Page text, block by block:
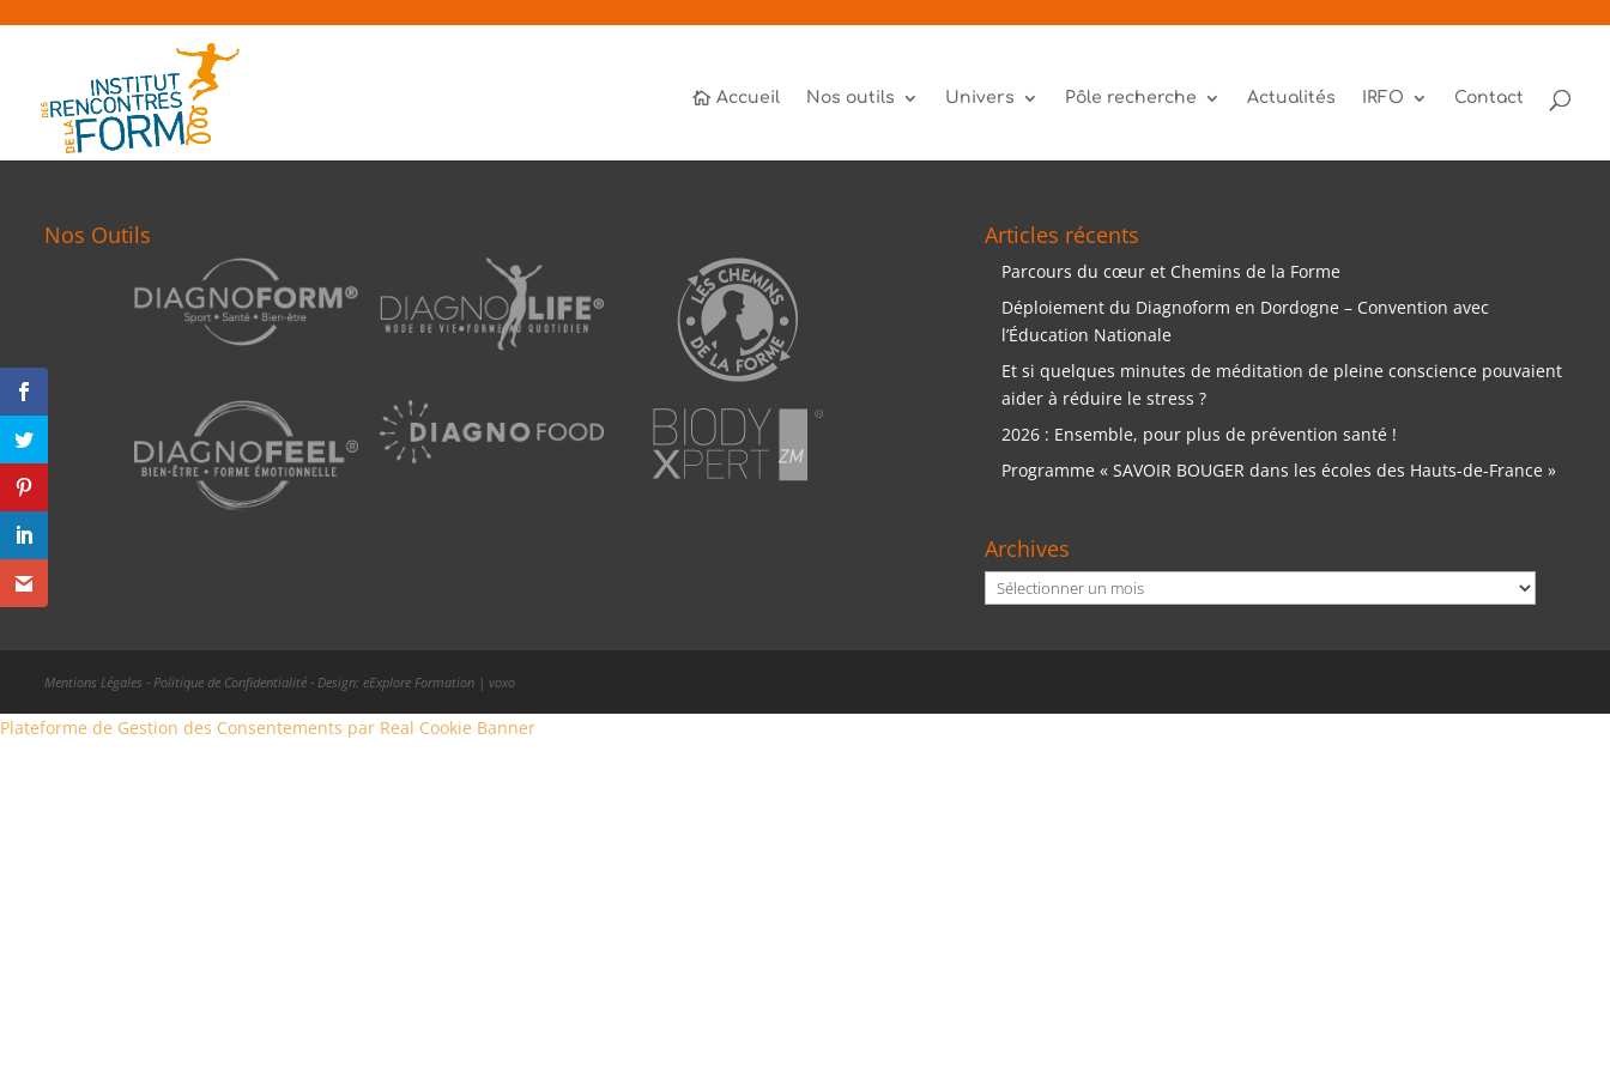
Accueil Nos outils Univers Pôle recherche Actualités IRFO Contact
Nos Outils Articles récents
Parcours du cœur et Chemins de la Forme
Déploiement du Diagnoform en Dordogne – Convention avec
l’Éducation Nationale
Et si quelques minutes de méditation de pleine conscience pouvaient
aider à réduire le stress ?
2026 : Ensemble, pour plus de prévention santé !
Programme « SAVOIR BOUGER dans les écoles des Hauts-de-France »
Archives
Archives
Mentions Légales -Politique de Confidentialité - Design: eExplore Formation |voxo
Plateforme de Gestion des Consentements par Real Cookie Banner